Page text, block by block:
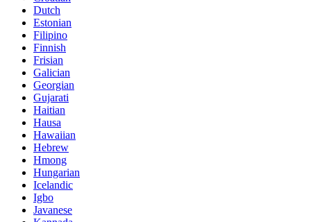
Dutch
Estonian
Filipino
Finnish
Frisian
Galician
Georgian
Gujarati
Haitian
Hausa
Hawaiian
Hebrew
Hmong
Hungarian
Icelandic
Igbo
Javanese